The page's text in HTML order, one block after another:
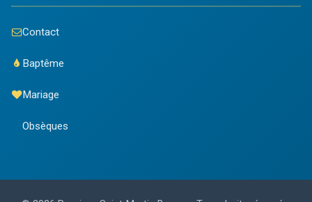
Contact
Baptême
Mariage
Obsèques